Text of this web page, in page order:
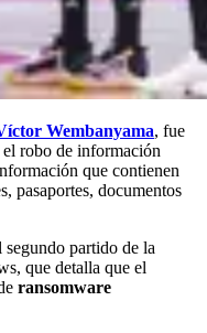
Wembanyama, fue
robo de información
que contienen
pasaportes, documentos
partido de la
que detalla que el
ransomware